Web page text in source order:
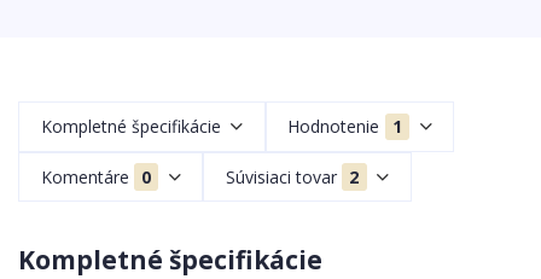
Kompletné špecifikácie Hodnotenie 1
Komentáre 0 Súvisiaci tovar 2
Kompletné špecifikácie